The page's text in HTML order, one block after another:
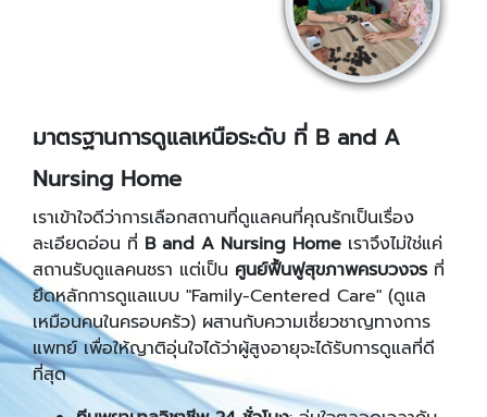
มาตรฐานการดูแลเหนือระดับ ที่ B and A
Nursing Home
เราเข้าใจดีว่าการเลือกสถานที่ดูแลคนที่คุณรักเป็นเรื่อง
ละเอียดอ่อน ที่ B and A Nursing Home เราจึงไม่ใช่แค่
สถานรับดูแลคนชรา แต่เป็น ศูนย์ฟื้นฟูสุขภาพครบวงจร ที่
ยึดหลักการดูแลแบบ "Family-Centered Care" (ดูแล
เหมือนคนในครอบครัว) ผสานกับความเชี่ยวชาญทางการ
แพทย์ เพื่อให้ญาติอุ่นใจได้ว่าผู้สูงอายุจะได้รับการดูแลที่ดี
ที่สุด